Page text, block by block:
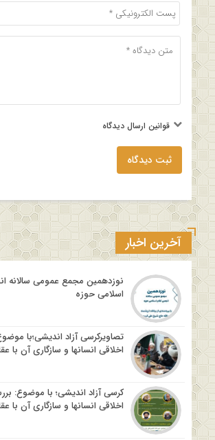
قوانین ارسال دیدگاه
ثبت دیدگاه
آخرین اخبار
نوزدهمین مجمع عمومی سالانه
اسلامی حوزه
تصاویرکرسی آزاد اندیشی؛با
اخلاقی انسانها و سازگاری آن با
کرسی آزاد اندیشی؛ با موضوع:
اخلاقی انسانها و سازگاری آن با